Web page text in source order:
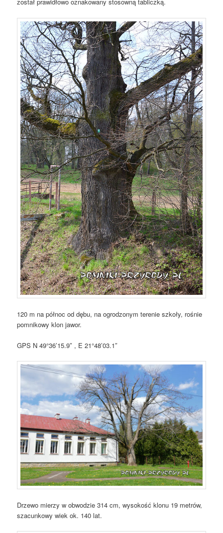
został prawidłowo oznakowany stosowną tabliczką.
120 m na północ od dębu, na ogrodzonym terenie szkoły, rośnie
pomnikowy klon jawor.
GPS N 49°36’15.9″ , E 21°48’03.1″
Drzewo mierzy w obwodzie 314 cm, wysokość klonu 19 metrów,
szacunkowy wiek ok. 140 lat.